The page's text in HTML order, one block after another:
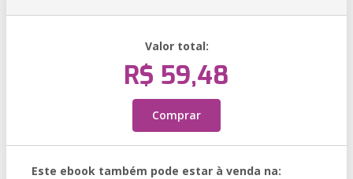
Valor total:
R$ 59,48
Comprar
Este ebook também pode estar à venda na: